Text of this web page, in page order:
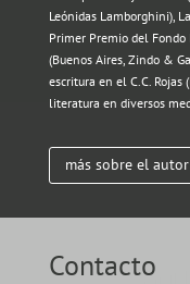
Leónidas Lamborghini),
Primer Premio del
(Buenos Aires, Zindo &
escritura en el C.C. Rojas
literatura en diversos
más sobre el autor
Contacto